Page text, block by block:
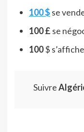
100 $ se
100 £ se
100$
Suivre